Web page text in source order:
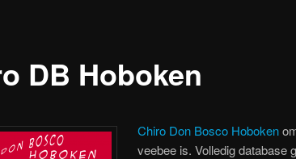
DB Hoboken
Chiro Don Bosco Hoboken
veebee is. Volledig database